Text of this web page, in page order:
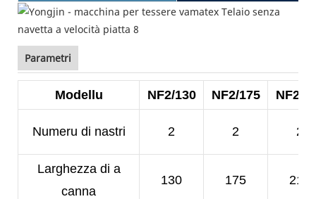
Parametri
Modellu NF2/130 NF2/175 NF2/
Numeru di nastri 2 2 2
Larghezza di a
canna
130 175 210